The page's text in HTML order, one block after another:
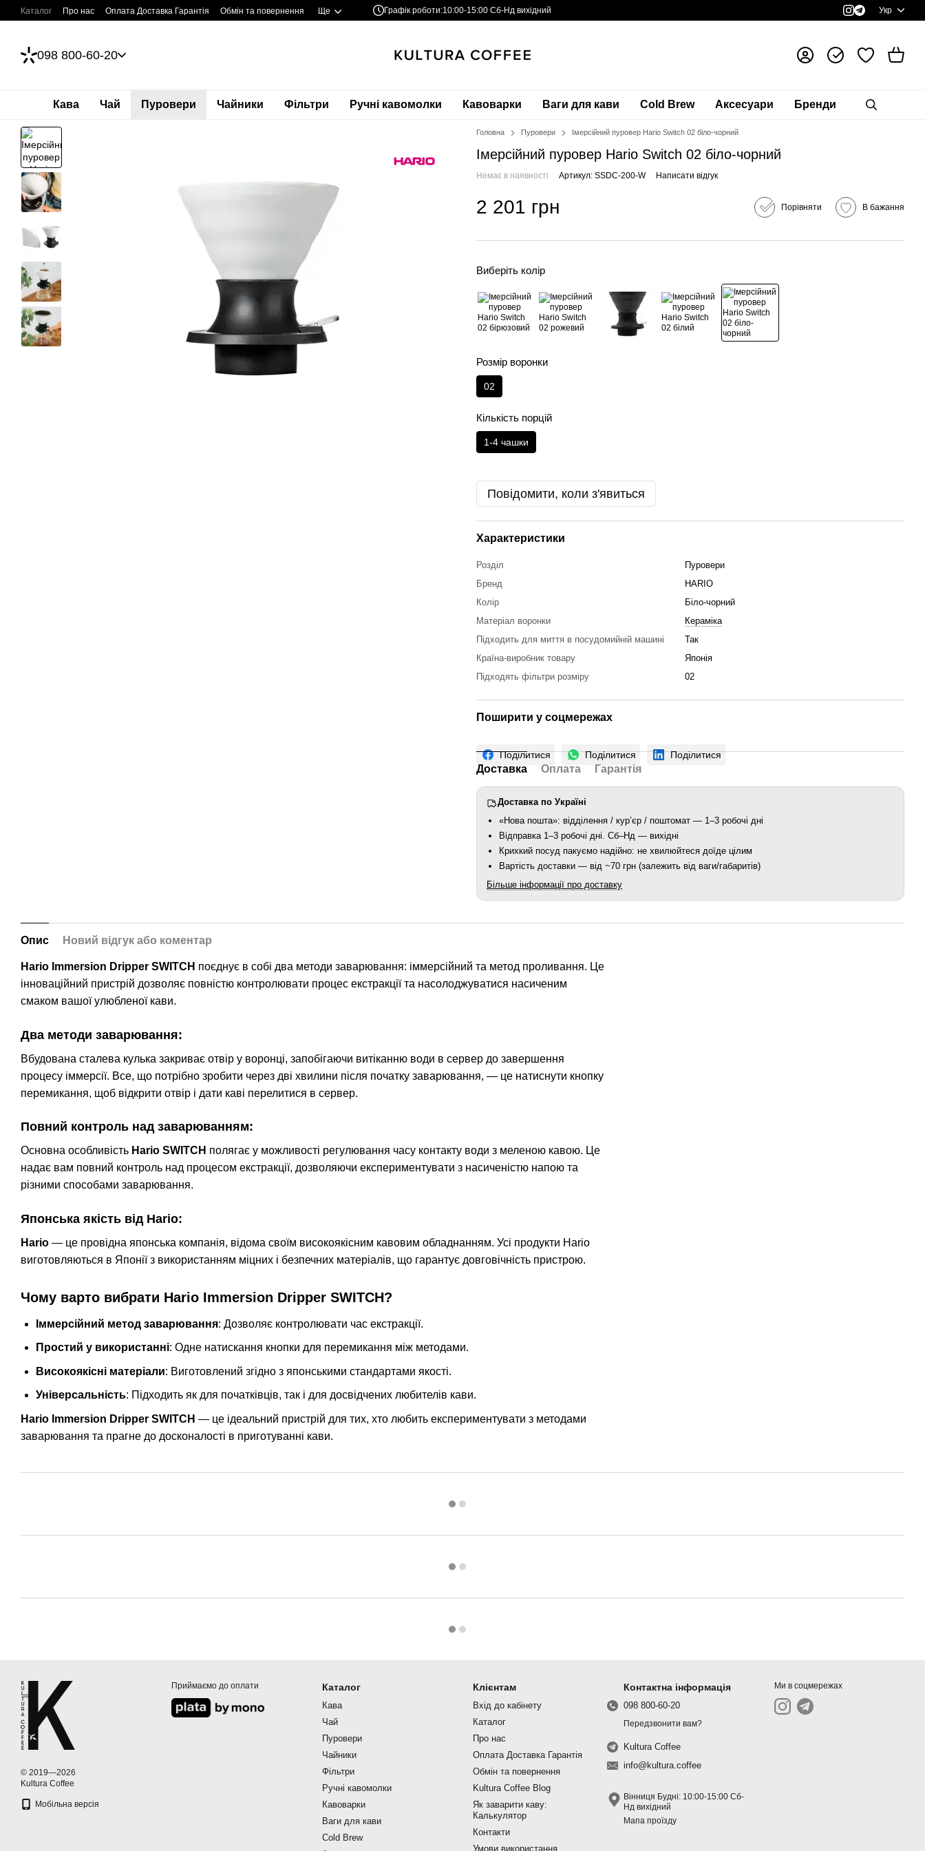
Перейти до основного контенту
Каталог Про нас Оплата Доставка Гарантія Обмін та повернення Ще Графік роботи:10:00-15:00 Сб-Нд вихідний Укр
098 800-60-20
Кава Чай Пуровери Чайники Фільтри Ручні кавомолки Кавоварки Ваги для кави Cold Brew Аксесуари Бренди
Головна Пуровери Імерсійний пуровер Hario Switch 02 біло-чорний
Імерсійний пуровер Hario Switch 02 біло-чорний
Немає в наявності Артикул: SSDC-200-W Написати відгук
2 201 грн Порівняти В бажання
Виберіть колір
Розмір воронки
02
Кількість порцій
1-4 чашки
Повідомити, коли з'явиться
Характеристики
Розділ
Пуровери
Бренд
HARIO
Колір
Біло-чорний
Матеріал воронки
Кераміка
Підходить для миття в посудомийній машині
Так
Країна-виробник товару
Японія
Підходять фільтри розміру
02
Поширити у соцмережах
Поділитися Поділитися Поділитися
Доставка Оплата Гарантія
Доставка по Україні
«Нова пошта»: відділення / кур’єр / поштомат — 1–3 робочі дні
Відправка 1–3 робочі дні. Сб–Нд — вихідні
Крихкий посуд пакуємо надійно: не хвилюйтеся доїде цілим
Вартість доставки — від ~70 грн (залежить від ваги/габаритів)
Більше інформації про доставку
Опис Новий відгук або коментар
Hario Immersion Dripper SWITCH поєднує в собі два методи заварювання: іммерсійний та метод проливання. Це
інноваційний пристрій дозволяє повністю контролювати процес екстракції та насолоджуватися насиченим
смаком вашої улюбленої кави.
Два методи заварювання:
Вбудована сталева кулька закриває отвір у воронці, запобігаючи витіканню води в сервер до завершення
процесу іммерсії. Все, що потрібно зробити через дві хвилини після початку заварювання, — це натиснути кнопку
перемикання, щоб відкрити отвір і дати каві перелитися в сервер.
Повний контроль над заварюванням:
Основна особливість Hario SWITCH полягає у можливості регулювання часу контакту води з меленою кавою. Це
надає вам повний контроль над процесом екстракції, дозволяючи експериментувати з насиченістю напою та
різними способами заварювання.
Японська якість від Hario:
Hario — це провідна японська компанія, відома своїм високоякісним кавовим обладнанням. Усі продукти Hario
виготовляються в Японії з використанням міцних і безпечних матеріалів, що гарантує довговічність пристрою.
Чому варто вибрати Hario Immersion Dripper SWITCH?
Іммерсійний метод заварювання: Дозволяє контролювати час екстракції.
Простий у використанні: Одне натискання кнопки для перемикання між методами.
Високоякісні матеріали: Виготовлений згідно з японськими стандартами якості.
Універсальність: Підходить як для початківців, так і для досвідчених любителів кави.
Hario Immersion Dripper SWITCH — це ідеальний пристрій для тих, хто любить експериментувати з методами
заварювання та прагне до досконалості в приготуванні кави.
© 2019—2026
Kultura Coffee
Мобільна версія
Приймаємо до оплати Каталог
Кава
Чай
Пуровери
Чайники
Фільтри
Ручні кавомолки
Кавоварки
Ваги для кави
Cold Brew
Клієнтам
Вхід до кабінету
Каталог
Про нас
Оплата Доставка Гарантія
Обмін та повернення
Kultura Coffee Blog
Як заварити каву:
Калькулятор
Контакти
Умови використання
Контактна інформація
098 800-60-20
Передзвонити вам?
Kultura Coffee
info@kultura.coffee
Вінниця Будні: 10:00-15:00 Сб-
Нд вихідний
Мапа проїзду
Ми в соцмережах